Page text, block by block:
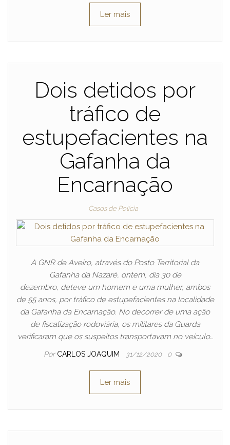
Ler mais
Dois detidos por
tráfico de
estupefacientes na
Gafanha da
Encarnação
Casos de Polícia
A GNR de Aveiro, através do Posto Territorial da
Gafanha da Nazaré, ontem, dia 30 de
dezembro, deteve um homem e uma mulher, ambos
de 55 anos, por tráfico de estupefacientes na localidade
da Gafanha da Encarnação. No decorrer de uma ação
de fiscalização rodoviária, os militares da Guarda
verificaram que os suspeitos transportavam no veículo…
Por CARLOS JOAQUIM 31/12/2020 0
Ler mais